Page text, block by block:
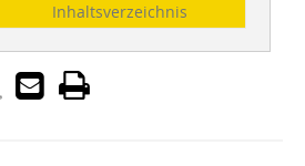
Inhaltsverzeichnis